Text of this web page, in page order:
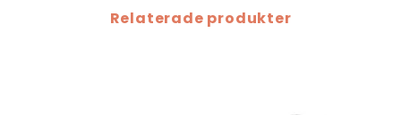
Relaterade produkter